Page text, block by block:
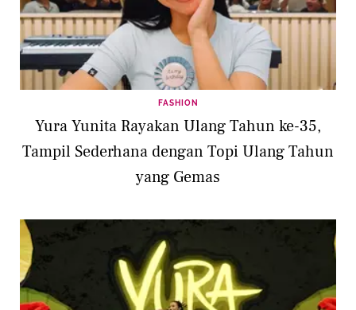
FASHION
Yura Yunita Rayakan Ulang Tahun ke-35,
Tampil Sederhana dengan Topi Ulang Tahun
yang Gemas